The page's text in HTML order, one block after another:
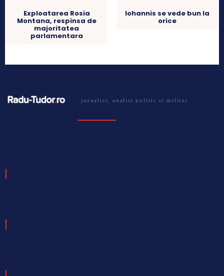
Exploatarea Rosia
Montana, respinsa de
majoritatea
parlamentara
Iohannis se vede bun la
orice
jurnalist, analist politic si militar